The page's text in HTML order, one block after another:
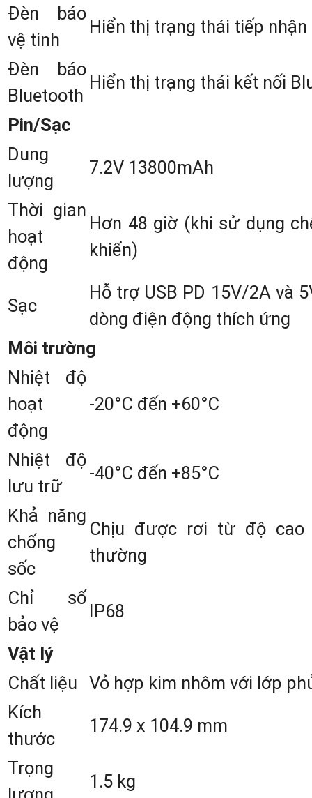
Thông số kỹ thuật ấn tượng của
GPS RTK Toknav T30Pro
3. Tính năng nổi bật của máy
RTK Toknav T30Pro
3.1 Hệ thống thông minh Linux
Nền tảng hệ thống thông
Linux+ARM Cortex-A7
năng tính toán hiệu quả và mở rộng
năng sản phẩm không giới hạn.
3.2 Tiếp nhận toàn hệ thống GNSS
Máy tích hợp mô-đun định vị chính
cao với 1408 kênh tốc độ cao. Hỗ
các tín hiệu từ hệ thống BDS,
GLONASS, Galileo, QZSS và các tín
khác.
BDS
CPS (L1/L2/L5)
Đèn báo
vệ tinh
Hiển thị trạng thái tiếp
Đèn báo
Bluetooth
Hiển thị trạng thái kết nối
Pin/Sạc
Dung
lượng
7.2V 13800mAh
Thời gian
hoạt
động
Hơn 48 giờ (khi sử dụng
khiển)
Sạc
Hỗ trợ USB PD 15V/2A và
dòng điện động thích ứng
Môi trường
Nhiệt độ
hoạt
động
-20°C đến +60°C
Nhiệt độ
lưu trữ
-40°C đến +85°C
Khả năng
chống
sốc
Chịu được rơi từ độ cao
thường
Chỉ số
bảo vệ
IP68
Vật lý
Chất liệu Vỏ hợp kim nhôm với lớp
Kích
thước
174.9 x 104.9 mm
Trọng
1.5 kg